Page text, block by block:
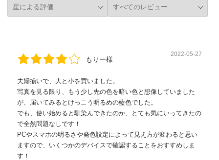
もりー様
2022-05-27
夫婦揃いで、大と小を買いました。
写真を見る限り、もう少し先の色を暗い色と想像していました
が、届いてみるとけっこう明るめの藍色でした。
でも、使い始めると馴染んできたのか、とても気にいってきたの
で全然問題なしです！
PCやスマホの明るさや発色設定によって見え方が変わると思い
ますので、いくつかのデバイスで確認することをおすすめしま
す！